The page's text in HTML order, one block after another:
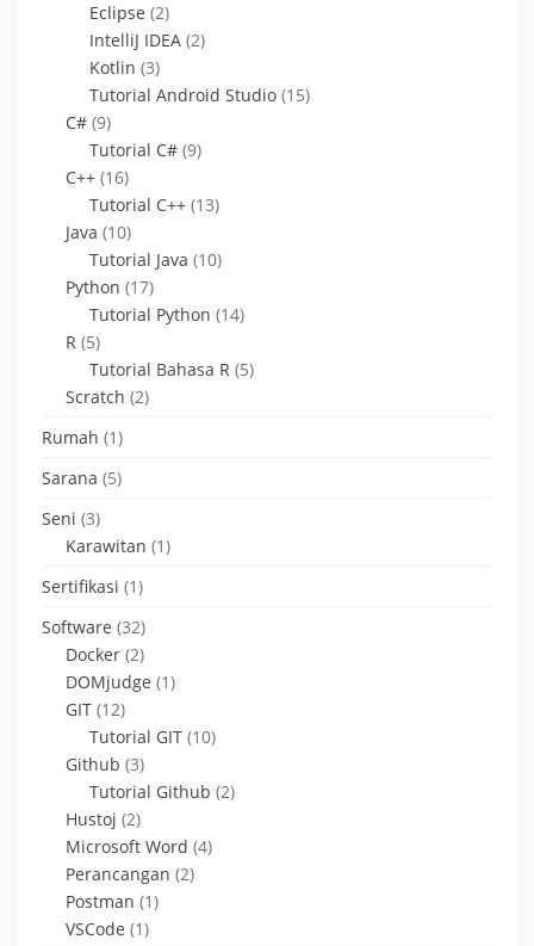
Eclipse (2)
IntelliJ IDEA (2)
Kotlin (3)
Tutorial Android Studio (15)
C# (9)
Tutorial C# (9)
C++ (16)
Tutorial C++ (13)
Java (10)
Tutorial Java (10)
Python (17)
Tutorial Python (14)
R (5)
Tutorial Bahasa R (5)
Scratch (2)
Rumah (1)
Sarana (5)
Seni (3)
Karawitan (1)
Sertifikasi (1)
Software (32)
Docker (2)
DOMjudge (1)
GIT (12)
Tutorial GIT (10)
Github (3)
Tutorial Github (2)
Hustoj (2)
Microsoft Word (4)
Perancangan (2)
Postman (1)
VSCode (1)